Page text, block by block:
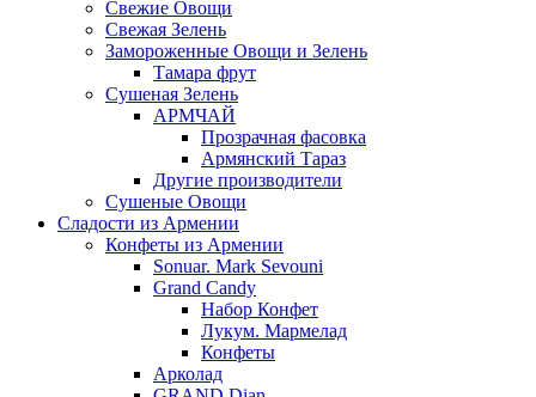
Свежие Овощи
Свежая Зелень
Замороженные Овощи и Зелень
Тамара фрут
Сушеная Зелень
АРМЧАЙ
Прозрачная фасовка
Армянский Тараз
Другие производители
Сушеные Овощи
Сладости из Армении
Конфеты из Армении
Sonuar. Mark Sevouni
Grand Candy
Набор Конфет
Лукум. Мармелад
Конфеты
Арколад